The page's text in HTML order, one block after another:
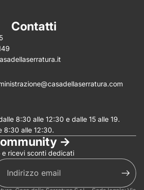
.jpg, .png per un massimo di 5MB)
Invia
Contatti
8:30 alle 12:30 e dalle 15 alle 19.
8:30 alle 12:30.
->
ricevi sconti dedicati